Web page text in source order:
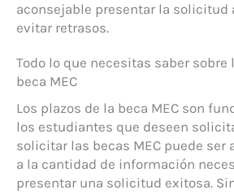
aconsejable presentar la solicitud
evitar retrasos.
Todo lo que necesitas saber sobre
beca MEC
Los plazos de la beca MEC son
los estudiantes que deseen
solicitar las becas MEC puede ser
a la cantidad de información
presentar una solicitud exitosa.